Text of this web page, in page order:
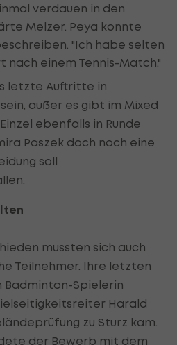
verdauen in den
Melzer. Peya konnte
"Ich habe selten
nach einem Tennis-Match."
letzte Auftritte in
außer es gibt im Mixed
ebenfalls in Runde
Paszek doch noch eine
soll
mussten sich auch
Teilnehmer. Ihre letzten
Badminton-Spielerin
Harald
zu Sturz kam.
der Bewerb mit dem